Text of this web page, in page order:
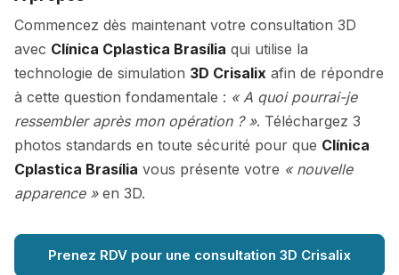
Commencez dès maintenant votre consultation 3D
avec Clínica Cplastica Brasília qui utilise la
technologie de simulation 3D Crisalix afin de répondre
à cette question fondamentale : « A quoi pourrai-je
ressembler après mon opération ? ». Téléchargez 3
photos standards en toute sécurité pour que Clínica
Cplastica Brasília vous présente votre « nouvelle
apparence »en 3D.
Prenez RDV pour une consultation 3D Crisalix